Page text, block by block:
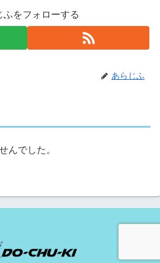
ふをフォローする
あらじふ
んでした。